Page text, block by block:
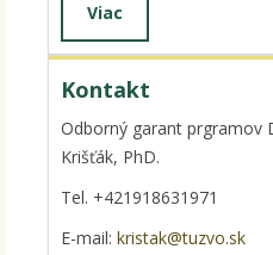
Viac
Kontakt
Odborný garant prgramov
Krišťák, PhD.
Tel. +421918631971
E-mail: kristak@tuzvo.sk